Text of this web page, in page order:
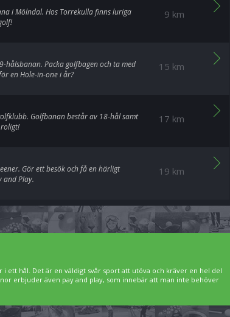
9 km
i Mölndal. Hos Torrekulla finns luriga
15 km
hålsbanan. Packa golfbagen och ta med
en Hole-in-one i år?
17 km
Golfbanan består av 18-hål samt
19 km
Gör ett besök och få en härligt
and Play.
ett hål. Det är en väldigt svår sport att utöva och kräver en hel del
erbjuder även pay and play, som innebär att man inte behöver